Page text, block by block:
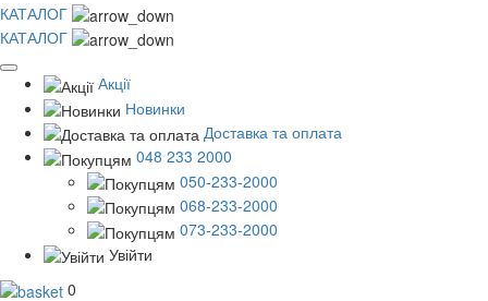
КАТАЛОГ
КАТАЛОГ
Акції
Новинки
Доставка та оплата
048 233 2000
050-233-2000
068-233-2000
073-233-2000
Увійти
0